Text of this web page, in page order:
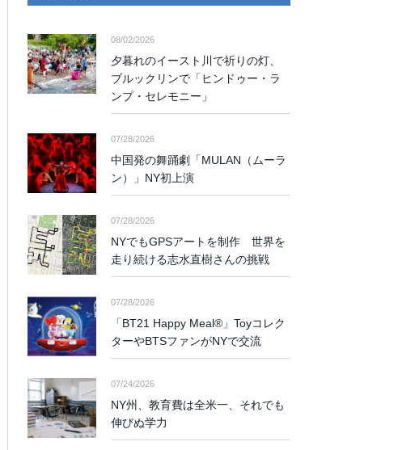
08/02/2026
夕暮れのイースト川で祈りの灯、
ブルックリンで「ヒンドゥー・ラ
ンプ・セレモニー」
07/28/2026
中国発の舞踊劇「MULAN（ムーラ
ン）」NY初上演
07/28/2026
NYでもGPSアートを制作 世界を
走り続ける志水直樹さんの挑戦
07/28/2026
「BT21 Happy Meal®」Toyコレク
ターやBTSファンがNYで交流
07/24/2026
NY州、教育費は全米一、それでも
伸びぬ学力